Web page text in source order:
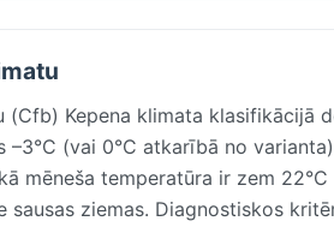
(Cfb) Kepena klimata klasifikācijā
(vai 0°C atkarībā no
mēneša temperatūra ir zem
sausas ziemas. Diagnostiskos